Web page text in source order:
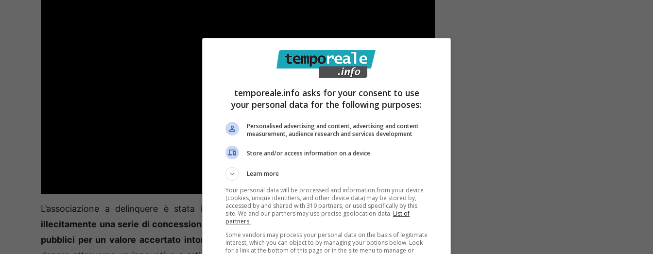
L’associazione a delinquere è stata in grado di gestire – secondo l’ipotesi accusatoria –
illecitamente una serie di concessioni pubbliche e autorizzazioni e l’assegnazione di appalti
pubblici per un valore accertato intorno ai 5 milioni di euro, riscuotendo l’illecita dazione di
temporeale.info asks for your consent to use
your personal data for the following purposes:
Personalised advertising and content, advertising and content
measurement, audience research and services development
Store and/or access information on a device
Learn more
Your personal data will be processed and information from your device
(cookies, unique identifiers, and other device data) may be stored by,
accessed by and shared with 319 partners, or used specifically by this
site. We and our partners may use precise geolocation data. List of
partners.
Some vendors may process your personal data on the basis of legitimate
interest, which you can object to by managing your options below. Look
for a link at the bottom of this page or in the site menu to manage or